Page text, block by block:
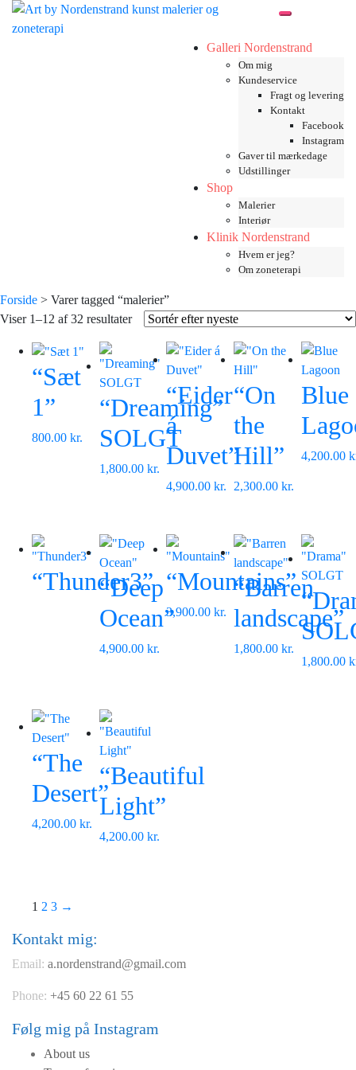
Skip
Galleri Nordenstrand
Om mig
Kundeservice
Fragt og levering
Kontakt
Facebook
Instagram
Gaver til mærkedage
Udstillinger
Shop
Malerier
Interiør
Klinik Nordenstrand
Hvem er jeg?
Om zoneterapi
Forside > Varer tagged “malerier”
Viser 1–12 af 32 resultaterSorteret
seneste
“Sæt
1”
800.00 kr.
“Dreaming”
SOLGT
1,800.00 kr.
“Eider
á
Duvet”
4,900.00kr.
“On
the
Hill”
2,300.00 kr.
Blue
4,200.00
“Thunder3”
“Deep
Ocean”
4,900.00 kr.
“Mountains”
3,900.00kr.
“Barren
landscape”
1,800.00 kr.
1,800.00
“The
Desert”
4,200.00 kr.
“Beautiful
Light”
4,200.00 kr.
1 2 3 →
Kontakt mig:
Email: a.nordenstrand@gmail.com
Phone: +45 60 22 61 55
Følg mig på Instagram
About us